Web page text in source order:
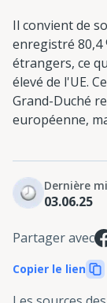
Il convient de
enregistré 80,4
étrangers, ce
élevé de l'UE.
Grand-Duché
européenne,
Dernière
03.06.25
Partager avec
Copier le lien